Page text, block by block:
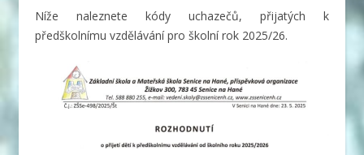
Níže naleznete kódy uchazečů, přijatých k
předškolnímu vzdělávání pro školní rok 2025/26.